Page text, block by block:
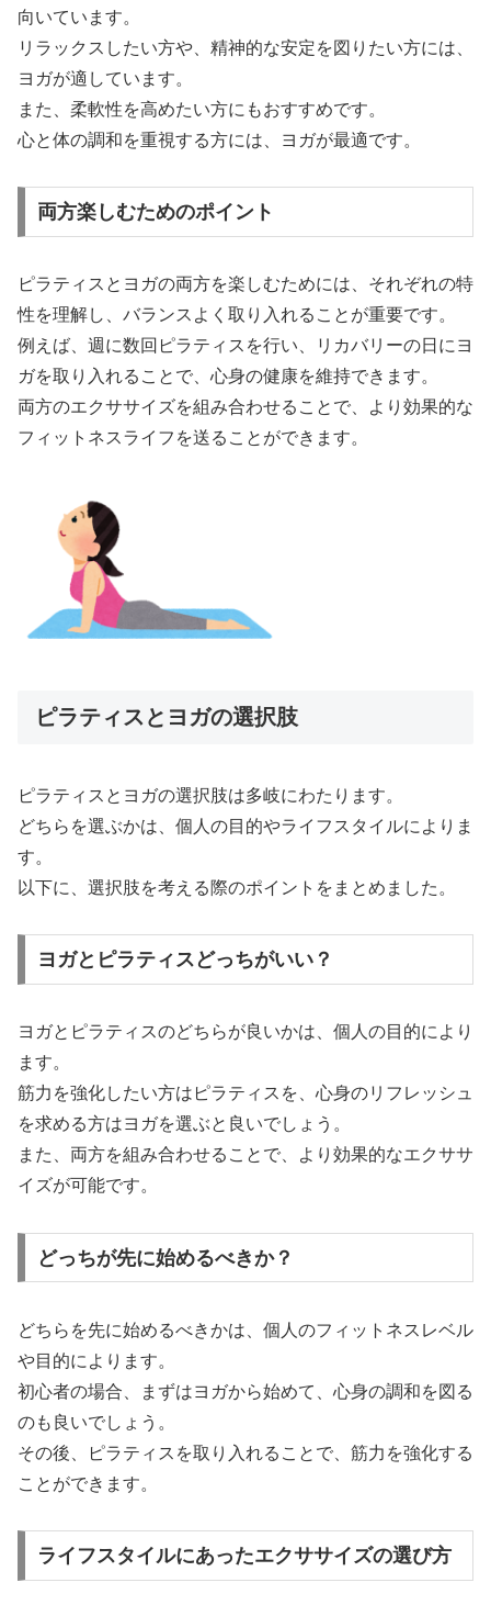
向いています。
リラックスしたい方や、精神的な安定を図りたい方には、
ヨガが適しています。
また、柔軟性を高めたい方にもおすすめです。
心と体の調和を重視する方には、ヨガが最適です。
両方楽しむためのポイント
ピラティスとヨガの両方を楽しむためには、それぞれの特
性を理解し、バランスよく取り入れることが重要です。
例えば、週に数回ピラティスを行い、リカバリーの日にヨ
ガを取り入れることで、心身の健康を維持できます。
両方のエクササイズを組み合わせることで、より効果的な
フィットネスライフを送ることができます。
ピラティスとヨガの選択肢
ピラティスとヨガの選択肢は多岐にわたります。
どちらを選ぶかは、個人の目的やライフスタイルによりま
す。
以下に、選択肢を考える際のポイントをまとめました。
ヨガとピラティスどっちがいい？
ヨガとピラティスのどちらが良いかは、個人の目的により
ます。
筋力を強化したい方はピラティスを、心身のリフレッシュ
を求める方はヨガを選ぶと良いでしょう。
また、両方を組み合わせることで、より効果的なエクササ
イズが可能です。
どっちが先に始めるべきか？
どちらを先に始めるべきかは、個人のフィットネスレベル
や目的によります。
初心者の場合、まずはヨガから始めて、心身の調和を図る
のも良いでしょう。
その後、ピラティスを取り入れることで、筋力を強化する
ことができます。
ライフスタイルにあったエクササイズの選び方